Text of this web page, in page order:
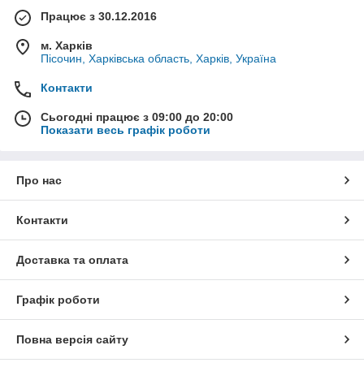
Працює з 30.12.2016
м. Харків
Пісочин, Харківська область, Харків, Україна
Контакти
Сьогодні працює з 09:00 до 20:00
Показати весь графік роботи
Про нас
Контакти
Доставка та оплата
Графік роботи
Повна версія сайту